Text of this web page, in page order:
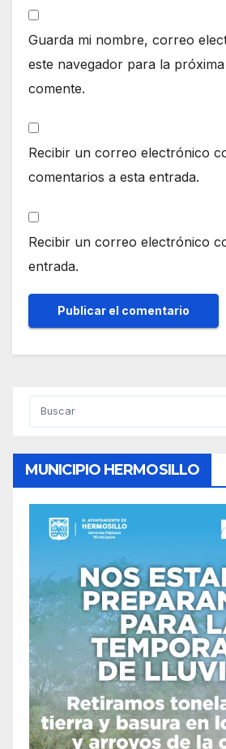
Guarda mi nombre, correo
este navegador para la
comente.
Recibir un correo electrónico
comentarios a esta entrada.
Recibir un correo electrónico
entrada.
MUNICIPIO HERMOSILLO